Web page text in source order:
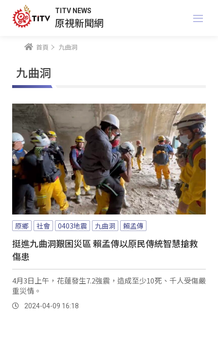
TITV NEWS
原視新聞網
首頁 九曲洞
九曲洞
原鄉 社會 0403地震 九曲洞 賴孟傳
挺進九曲洞艱困災區 賴孟傳以原民傳統智慧搶救
傷患
4月3日上午，花蓮發生7.2強震，造成至少10死、千人受傷嚴
重災情。
2024-04-09 16:18